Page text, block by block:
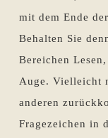
mit dem Ende
Behalten Sie
Bereichen
Auge. Vielleicht
anderen
Fragezeichen in